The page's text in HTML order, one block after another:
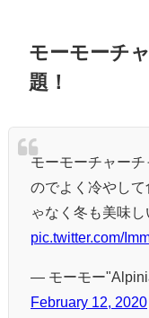
モーモーチ
題！
モーモーチャー
のでよく冷やし
ゃなく冬も美味し
pic.twitter.com/
— モーモー
February 12, 2020